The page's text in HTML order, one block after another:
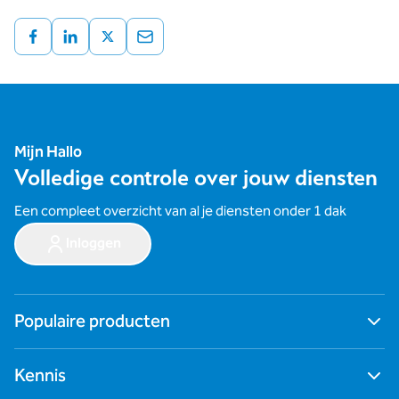
Mijn Hallo
Volledige controle over jouw diensten
Een compleet overzicht van al je diensten onder 1 dak
Populaire producten
Digitale werkplek
Kennis